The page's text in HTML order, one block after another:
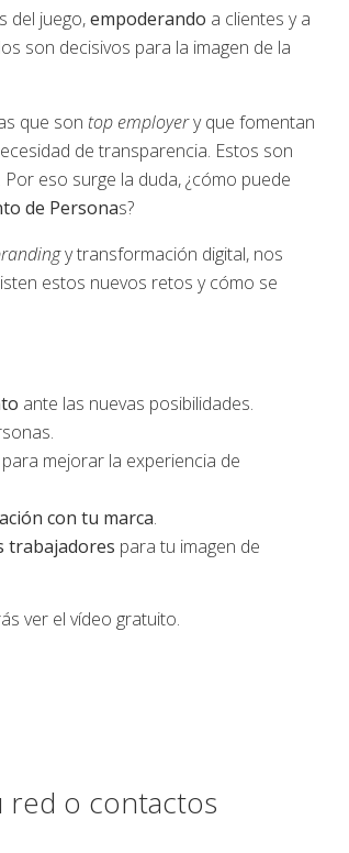
del juego,empoderando a clientes y a
son decisivos para la imagen de la
que son top employery que fomentan
de transparencia. Estos son
eso surge la duda, ¿cómo puede
de Personas?
y transformación digital, nos
estos nuevos retos y cómo se
ante las nuevas posibilidades.
para mejorar la experiencia de
con tu marca.
trabajadores para tu imagen de
ver el vídeo gratuito.
red o contactos